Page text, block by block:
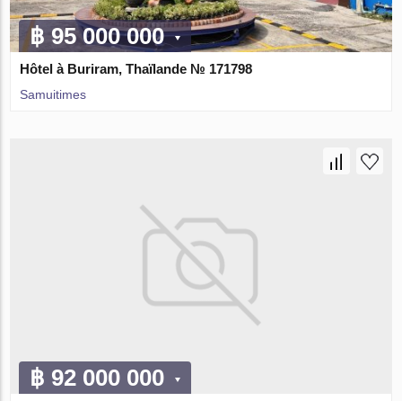
฿ 95 000 000
Hôtel à Buriram, Thaïlande № 171798
Samuitimes
฿ 92 000 000